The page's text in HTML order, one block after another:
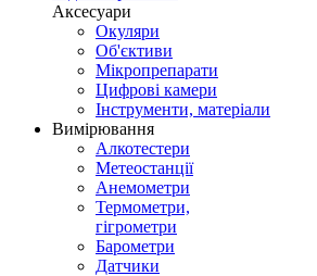
Аксесуари
Окуляри
Об'єктиви
Мікропрепарати
Цифрові камери
Інструменти, матеріали
Вимірювання
Алкотестери
Метеостанції
Анемометри
Термометри,
гігрометри
Барометри
Датчики